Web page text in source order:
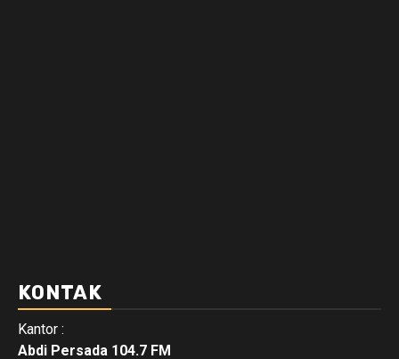
KONTAK
Kantor :
Abdi Persada 104.7 FM